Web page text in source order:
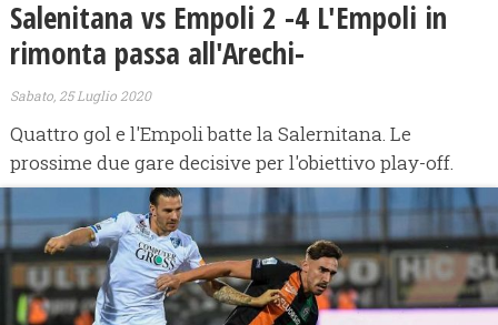
Salenitana vs Empoli 2 -4 L'Empoli in
rimonta passa all'Arechi-
Sabato, 25 Luglio 2020
Quattro gol e l'Empoli batte la Salernitana. Le
prossime due gare decisive per l'obiettivo play-off.